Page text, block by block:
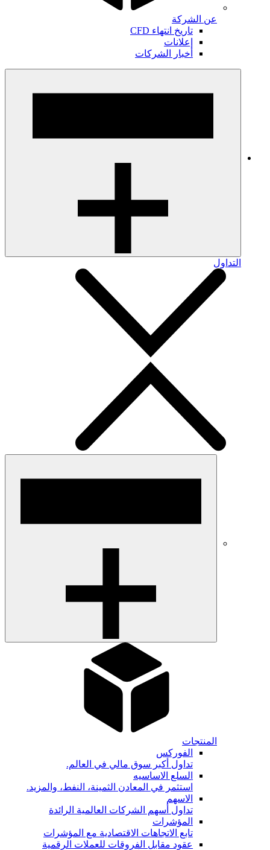
عن الشركة
تاريخ انتهاء CFD
إعلانات
أخبار الشركات
التداول
المنتجات
الفوركس
تداول أكبر سوق مالي في العالم.
السلع الاساسيه
استثمر في المعادن الثمينة، النفط، والمزيد.
الاسهم
تداول أسهم الشركات العالمية الرائدة
المؤشرات
تابع الاتجاهات الاقتصادية مع المؤشرات
عقود مقابل الفروقات للعملات الرقمية